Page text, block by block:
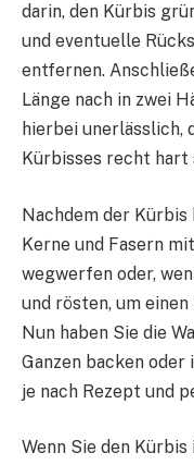
darin, den Kürbis
und eventuelle
entfernen.
Länge nach in zwei
hierbei unerlässlich,
Kürbisses recht hart
Nachdem der
Kerne und Fasern
wegwerfen oder,
und rösten, um
Nun haben Sie die
Ganzen backen
je nach Rezept und
Wenn Sie den